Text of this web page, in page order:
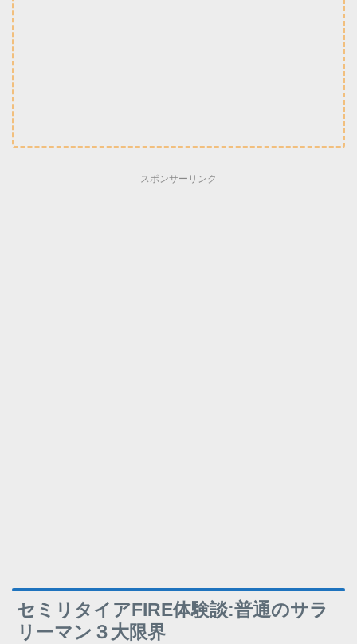
スポンサーリンク
セミリタイアFIRE体験談:普通のサラ
リーマン３大限界